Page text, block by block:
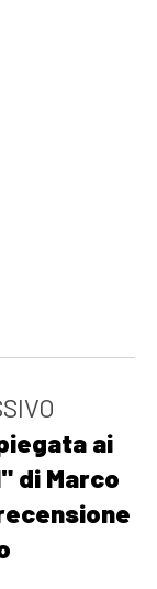
ai
di Marco